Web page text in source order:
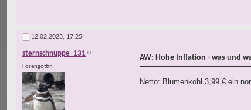
12.02.2023, 17:25
sternschnuppe_131
Forengöttin
AW: Hohe Inflation - was und
Netto: Blumenkohl 3,99 € ein